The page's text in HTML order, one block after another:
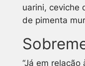
uarini, ceviche
de pimenta
“Já em